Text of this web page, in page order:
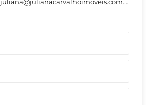
juliana@julianacarvalhoimoveis.com.br